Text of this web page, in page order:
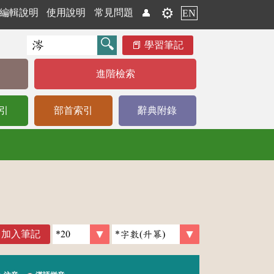
編輯說明 使用說明 常見問題 👤 ⚙️ EN
學習筆記
進階檢索
部首索引 辭典附錄
加入筆記